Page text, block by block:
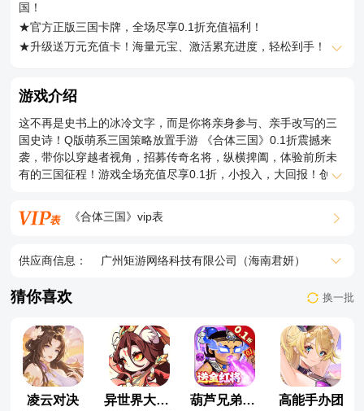
国！
★官方正版三国卡牌，全场尽享0.1折充值福利！
★升级送万元充值卡！海量元宝、激活累充进度，轻松到手！
★后缀说明：正版0.1折三国卡牌！
游戏介绍
这不再是史书上的冰冷文字，而是你将亲身参与、亲手改写的三
国史诗！Q版萌系三国策略放置手游 《合体三国》0.1折震撼来
袭，带你以穿越者视角，招募传奇名将，纵横捭阖，体验前所未
有的三国征程！游戏全场充值尽享0.1折，小投入，大回报！创角
贵特权！升级送万元充值卡！海量元宝、激活累充进度，轻松到
手！每日任务送充值，福利无上限，资源拿到手软！游戏轻松放
三国之旅吧！
《合体三国》vip表
供应商信息： 广州矩游网络科技有限公司（海南君妍）
猜你喜欢 换一批
凌云对决 异世界大作战 葫芦兄弟：七子降妖 高能手办团